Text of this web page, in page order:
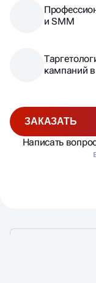
и SMM
кампаний
ЗАКАЗАТЬ
Написать